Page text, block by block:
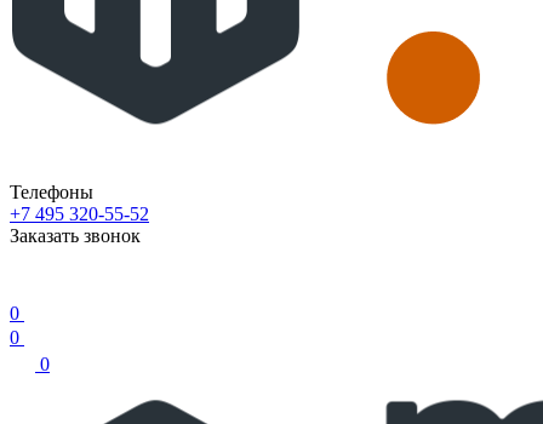
Телефоны
+7 495 320-55-52
Заказать звонок
0
0
0